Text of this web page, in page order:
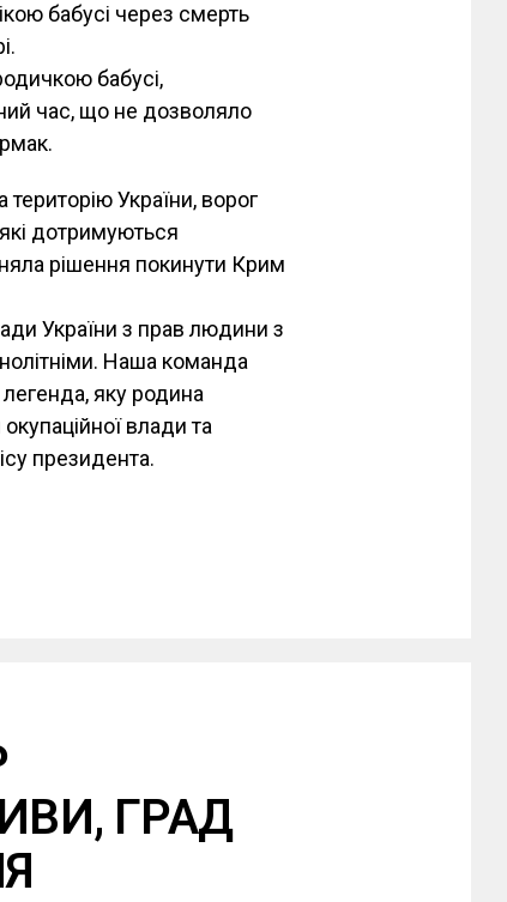
бабусі через смерть
бабусі,
час, що не дозволяло
України, ворог
які дотримуються
рішення покинути Крим
України з прав людини з
Наша команда
яку родина
влади та
президента.
ГРАД